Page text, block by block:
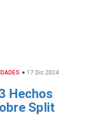
17 Dic 2024
Hechos
Split